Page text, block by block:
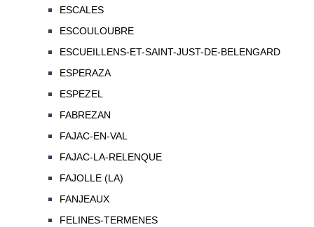
ESCALES
ESCOULOUBRE
ESCUEILLENS-ET-SAINT-JUST-DE-BELENGARD
ESPERAZA
ESPEZEL
FABREZAN
FAJAC-EN-VAL
FAJAC-LA-RELENQUE
FAJOLLE (LA)
FANJEAUX
FELINES-TERMENES